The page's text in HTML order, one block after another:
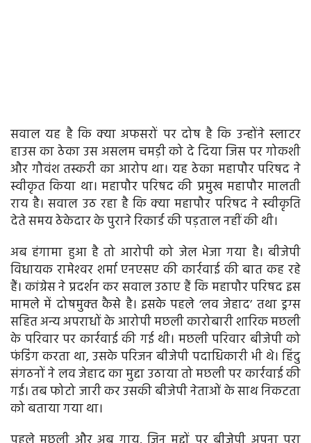
सवाल यह है कि क्‍या अफसरों पर दोष है कि उन्‍होंने स्‍लाटर
हाउस का ठेका उस असलम चमड़ी को दे दिया जिस पर गोकशी
और गौवंश तस्‍करी का आरोप था। यह ठेका महापौर परिषद ने
स्‍वीकृत किया था। महापौर परिषद की प्रमुख महापौर मालती
राय है। सवाल उठ रहा है कि क्‍या महापौर परिषद ने स्‍वीकृति
देते समय ठेकेदार के पुराने रिकार्ड की पड़ताल नहीं की थी।
अब हंगामा हुआ है तो आरोपी को जेल भेजा गया है। बीजेपी
विधायक रामेश्‍वर शर्मा एनएसए की कार्रवाई की बात कह रहे
हैं। कांग्रेस ने प्रदर्शन कर सवाल उठाए हैं कि महापौर परिषद इस
मामले में दोषमुक्‍त कैसे है। इसके पहले ‘लव जेहाद’ तथा ड्रग्‍स
सहित अन्‍य अपराधों के आरोपी मछली कारोबारी शारिक मछली
के परिवार पर कार्रवाई की गई थी। मछली परिवार बीजेपी को
फंडिंग करता था, उसके परिजन बीजेपी पदाधिकारी भी थे। हिंदु
संगठनों ने लव जेहाद का मुद्दा उठाया तो मछली पर कार्रवाई की
गई। तब फोटो जारी कर उसकी बीजेपी नेताओं के साथ निकटता
को बताया गया था।